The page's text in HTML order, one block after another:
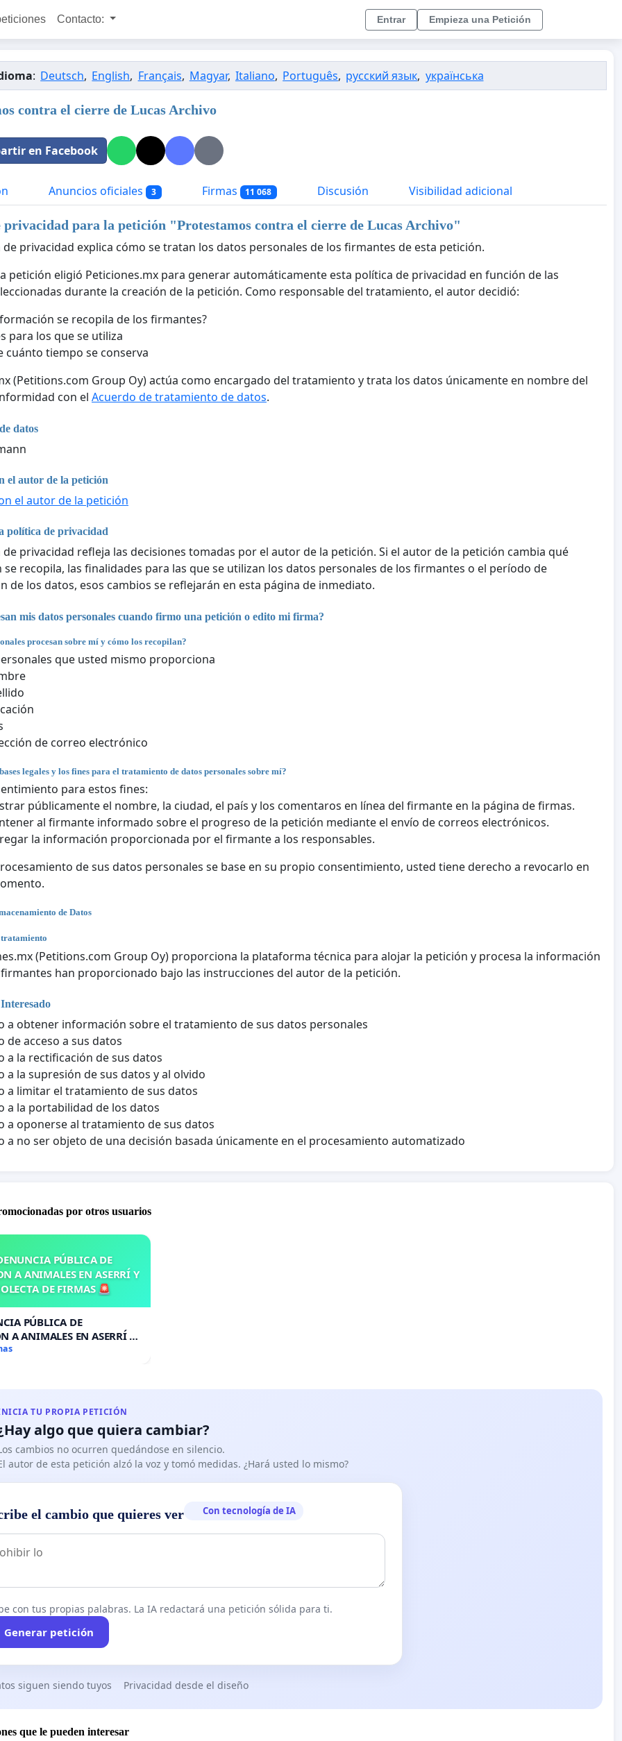
Contacto: Entrar Empieza una Petición
: Deutsch, English, Français, Magyar, Italiano, Português, русский язык, українська
contra el cierre de Lucas Archivo
en Facebook
Anuncios oficiales 3 Firmas 11 068 Discusión Visibilidad adicional
privacidad para la petición "Protestamos contra el cierre de Lucas Archivo"
de privacidad explica cómo se tratan los datos personales de los firmantes de esta petición.
petición eligió Peticiones.mx para generar automáticamente esta política de privacidad en función de las
durante la creación de la petición. Como responsable del tratamiento, el autor decidió:
se recopila de los firmantes?
para los que se utiliza
cuánto tiempo se conserva
(Petitions.com Group Oy) actúa como encargado del tratamiento y trata los datos únicamente en nombre del
con el Acuerdo de tratamiento de datos.
datos
el autor de la petición
el autor de la petición
política de privacidad
de privacidad refleja las decisiones tomadas por el autor de la petición. Si el autor de la petición cambia qué
recopila, las finalidades para las que se utilizan los datos personales de los firmantes o el período de
de los datos, esos cambios se reflejarán en esta página de inmediato.
mis datos personales cuando firmo una petición o edito mi firma?
procesan sobre mí y cómo los recopilan?
que usted mismo proporciona
de correo electrónico
legales y los fines para el tratamiento de datos personales sobre mí?
para estos fines:
públicamente el nombre, la ciudad, el país y los comentaros en línea del firmante en la página de firmas.
al firmante informado sobre el progreso de la petición mediante el envío de correos electrónicos.
la información proporcionada por el firmante a los responsables.
de sus datos personales se base en su propio consentimiento, usted tiene derecho a revocarlo en
de Datos
(Petitions.com Group Oy) proporciona la plataforma técnica para alojar la petición y procesa la información
han proporcionado bajo las instrucciones del autor de la petición.
a obtener información sobre el tratamiento de sus datos personales
de acceso a sus datos
a la rectificación de sus datos
a la supresión de sus datos y al olvido
a limitar el tratamiento de sus datos
a la portabilidad de los datos
a oponerse al tratamiento de sus datos
a no ser objeto de una decisión basada únicamente en el procesamiento automatizado
por otros usuarios
PÚBLICA DE
A ANIMALES EN ASERRÍ Y
DE FIRMAS 🚨
PÚBLICA DE
A ANIMALES EN ASERRÍ Y
DE FIRMAS 🚨
TU PROPIA PETICIÓN
algo que quiera cambiar?
cambios no ocurren quedándose en silencio.
autor de esta petición alzó la voz y tomó medidas. ¿Hará usted lo mismo?
el cambio que quieres ver Con tecnología de IA
con tus propias palabras. La IA redactará una petición sólida para ti.
Generar petición
siguen siendo tuyos Privacidad desde el diseño
que le pueden interesar